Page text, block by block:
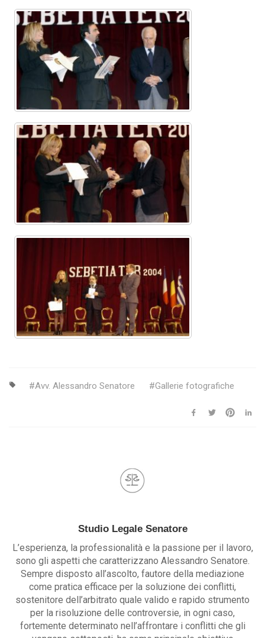
Avv. Alessandro Senatore Gallerie fotografiche
Studio Legale Senatore
L’esperienza, la professionalità e la passione per il lavoro,
sono gli aspetti che caratterizzano Alessandro Senatore.
Sempre disposto all’ascolto, fautore della mediazione
come pratica efficace per la soluzione dei conflitti,
sostenitore dell’arbitrato quale valido e rapido strumento
per la risoluzione delle controversie, in ogni caso,
fortemente determinato nell’affrontare i conflitti che gli